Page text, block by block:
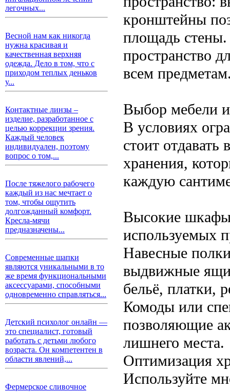
легочных...
Весной нам как никогда
нужна красивая и
качественная верхняя
одежда. Дело в том, что с
приходом теплых деньков
у...
Контактные линзы –
изделие, разработанное с
целью коррекции зрения.
Каждый человек
индивидуален, поэтому
вопрос о том,...
После тяжелого рабочего
каждый из нас мечтает о
том, чтобы ощутить
долгожданный комфорт.
Кресла-мячи
предназначены...
Современные шапки
являются уникальными в то
же время функциональными
аксессуарами, способными
одновременно справляться...
Детский психолог онлайн —
это специалист, готовый
работать с детьми любого
возраста. Он компетентен в
области явлений,...
Фермерское сливочное
кронштейны
площадь стены.
пространство
всем
Выбор мебели
В условиях
стоит
хранения,
каждую
Высокие шкафы
используемых
Навесные
выдвижные
бельё, платки,
Комоды или
позволяющие
лишнего места.
Оптимизация
Используйте